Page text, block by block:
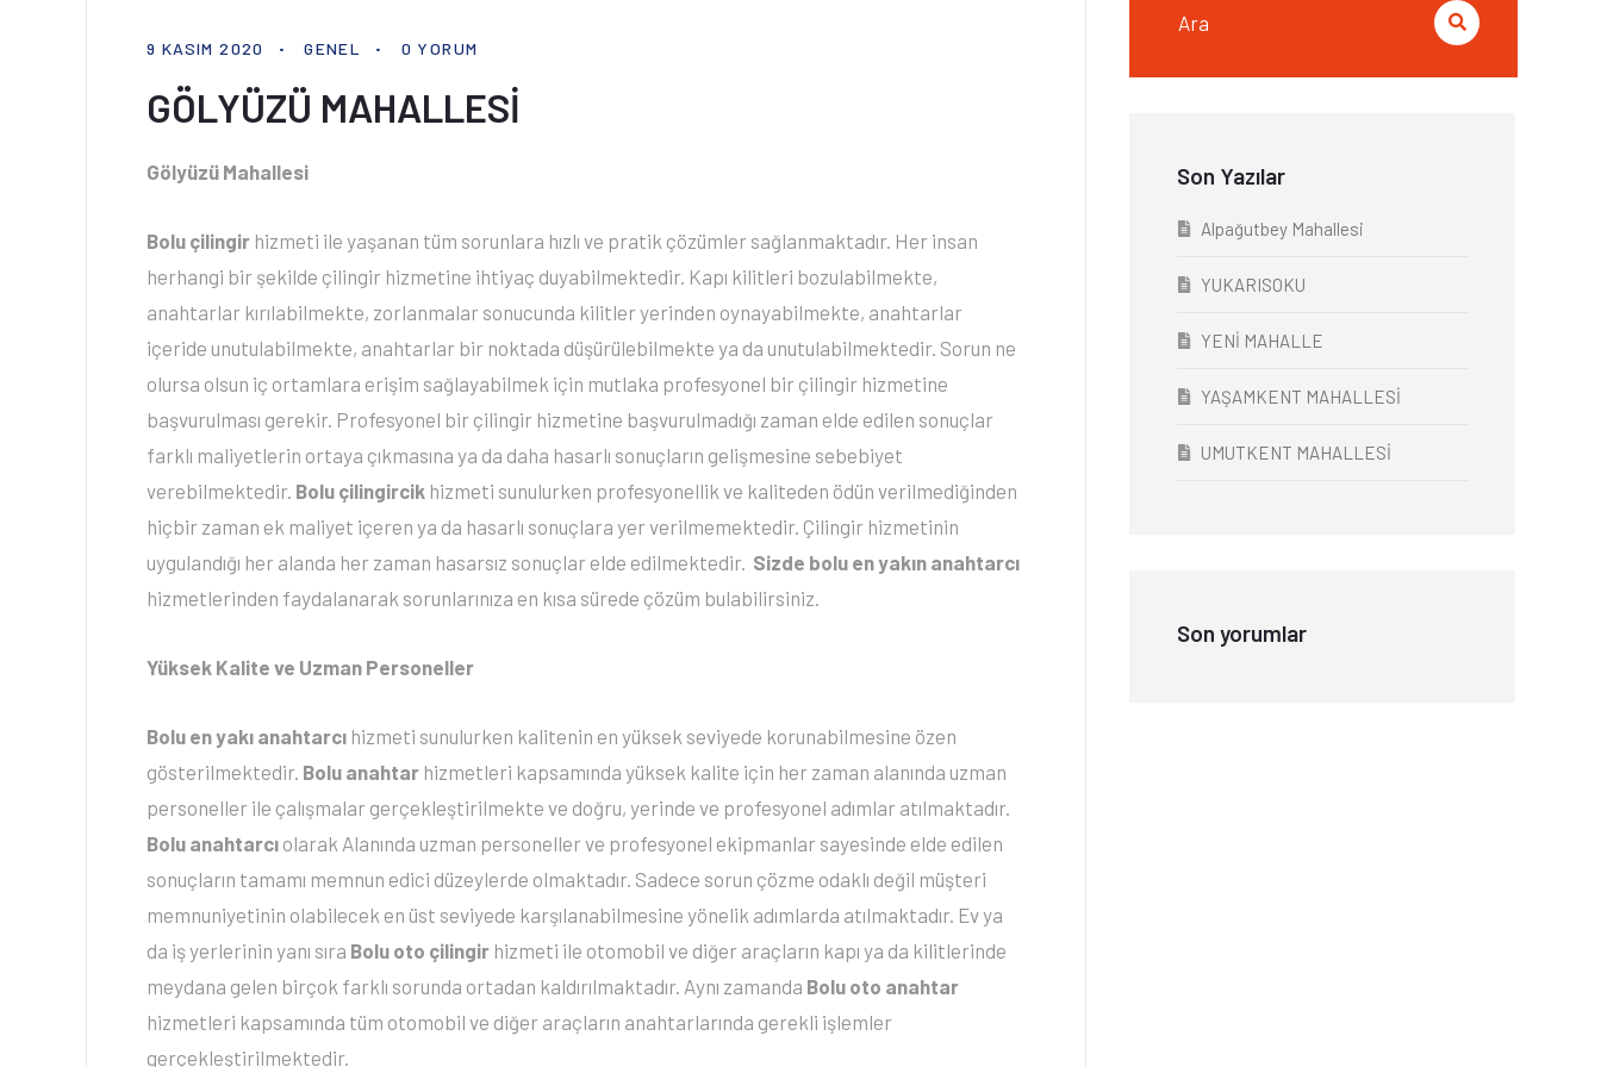
9 KASIM 2020 GENEL 0 YORUM
GÖLYÜZÜ MAHALLESİ
Gölyüzü Mahallesi
Bolu çilingir hizmeti ile yaşanan tüm sorunlara hızlı ve pratik çözümler sağlanmaktadır. Her insan
herhangi bir şekilde çilingir hizmetine ihtiyaç duyabilmektedir. Kapı kilitleri bozulabilmekte,
anahtarlar kırılabilmekte, zorlanmalar sonucunda kilitler yerinden oynayabilmekte, anahtarlar
içeride unutulabilmekte, anahtarlar bir noktada düşürülebilmekte ya da unutulabilmektedir. Sorun ne
olursa olsun iç ortamlara erişim sağlayabilmek için mutlaka profesyonel bir çilingir hizmetine
başvurulması gerekir. Profesyonel bir çilingir hizmetine başvurulmadığı zaman elde edilen sonuçlar
farklı maliyetlerin ortaya çıkmasına ya da daha hasarlı sonuçların gelişmesine sebebiyet
verebilmektedir. Bolu çilingircik hizmeti sunulurken profesyonellik ve kaliteden ödün verilmediğinden
hiçbir zaman ek maliyet içeren ya da hasarlı sonuçlara yer verilmemektedir. Çilingir hizmetinin
uygulandığı her alanda her zaman hasarsız sonuçlar elde edilmektedir. Sizde bolu en yakın anahtarcı
hizmetlerinden faydalanarak sorunlarınıza en kısa sürede çözüm bulabilirsiniz.
Yüksek Kalite ve Uzman Personeller
Bolu en yakı anahtarcı hizmeti sunulurken kalitenin en yüksek seviyede korunabilmesine özen
gösterilmektedir. Bolu anahtar hizmetleri kapsamında yüksek kalite için her zaman alanında uzman
personeller ile çalışmalar gerçekleştirilmekte ve doğru, yerinde ve profesyonel adımlar atılmaktadır.
Bolu anahtarcı olarak Alanında uzman personeller ve profesyonel ekipmanlar sayesinde elde edilen
sonuçların tamamı memnun edici düzeylerde olmaktadır. Sadece sorun çözme odaklı değil müşteri
memnuniyetinin olabilecek en üst seviyede karşılanabilmesine yönelik adımlarda atılmaktadır. Ev ya
da iş yerlerinin yanı sıra Bolu oto çilingir hizmeti ile otomobil ve diğer araçların kapı ya da kilitlerinde
meydana gelen birçok farklı sorunda ortadan kaldırılmaktadır. Aynı zamanda Bolu oto anahtar
hizmetleri kapsamında tüm otomobil ve diğer araçların anahtarlarında gerekli işlemler
gerçekleştirilmektedir.
Son Yazılar
Alpağutbey Mahallesi
YUKARISOKU
YENİ MAHALLE
YAŞAMKENT MAHALLESİ
UMUTKENT MAHALLESİ
Son yorumlar